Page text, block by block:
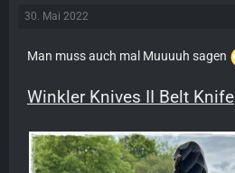
30. Mai 2022
Man muss auch mal Muuuuh sagen
Winkler Knives II Belt Knife